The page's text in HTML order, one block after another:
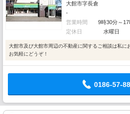
大館市字長倉
-
営業時間
9時30分～
定休日
水曜日
大館市及び大館市周辺の不動産に関するご相談は私に
お気軽にどうぞ！
0186-57-